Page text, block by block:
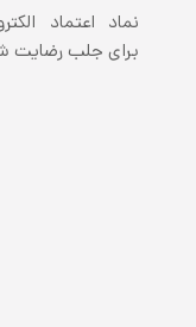
نماد اعتماد
برای جلب